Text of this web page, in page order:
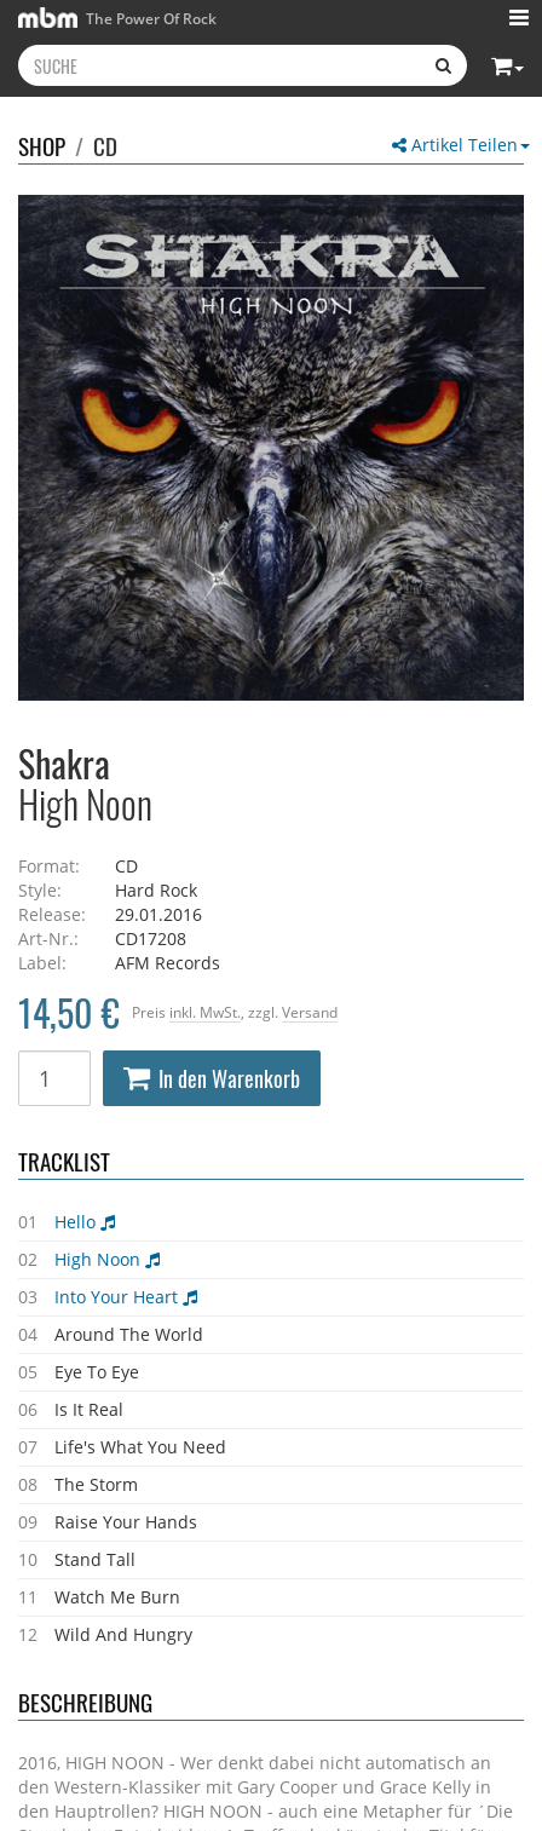
The Power Of Rock
Artikel Teilen
SHOP / CD
Shakra
High Noon
Format:
CD
Style:
Hard Rock
Release:
29.01.2016
Art-Nr.:
CD17208
Label:
AFM Records
Preis inkl. MwSt. , zzgl. Versand
14,50 €
In den Warenkorb
TRACKLIST
01
Hello
02
High Noon
03
Into Your Heart
04
Around The World
05
Eye To Eye
06
Is It Real
07
Life's What You Need
08
The Storm
09
Raise Your Hands
10
Stand Tall
11
Watch Me Burn
12
Wild And Hungry
BESCHREIBUNG
2016, HIGH NOON - Wer denkt dabei nicht automatisch an
den Western-Klassiker mit Gary Cooper und Grace Kelly in
den Hauptrollen? HIGH NOON - auch eine Metapher für ´Die